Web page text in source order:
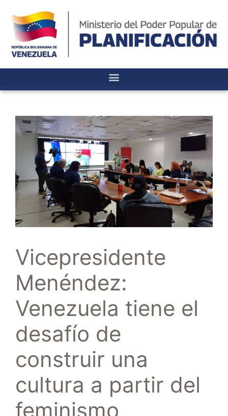
Vicepresidente
Menéndez:
Venezuela tiene el
desafío de
construir una
cultura a partir del
feminismo